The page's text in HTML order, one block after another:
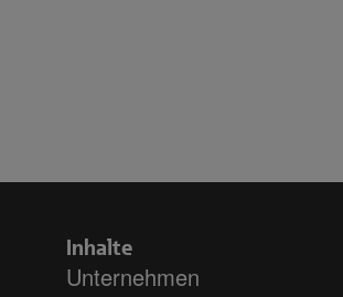
Inhalte
Unternehmen